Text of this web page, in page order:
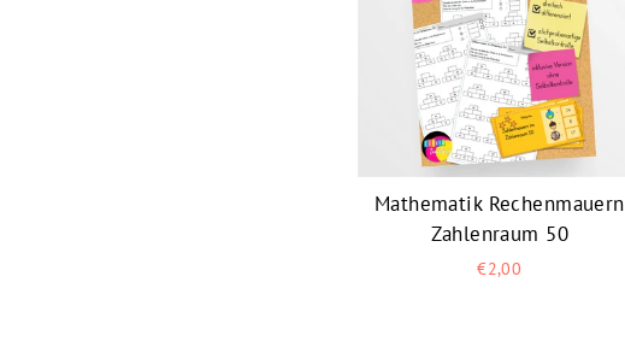
Mathematik Rechenmauern
Zahlenraum 50
€2,00